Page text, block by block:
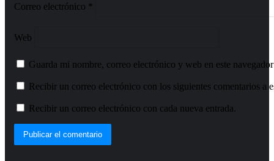
Correo electrónico *
Web
Guarda mi nombre, correo electrónico y web en este
Recibir un correo electrónico con los siguientes comentarios a
Recibir un correo electrónico con cada nueva entrada.